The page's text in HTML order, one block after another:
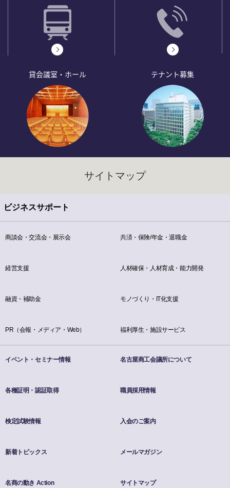
貸会議室・ホール テナント募集
サイトマップ
ビジネスサポート
商談会・交流会・展示会
経営支援
融資・補助金
PR（会報・メディア・Web）
共済・保険/年金・退職金
人材確保・人材育成・能力開発
モノづくり・IT化支援
福利厚生・施設サービス
イベント・セミナー情報
各種証明・認証取得
検定試験情報
新着トピックス
名商の動き Action
名古屋商工会議所について
職員採用情報
入会のご案内
メールマガジン
サイトマップ